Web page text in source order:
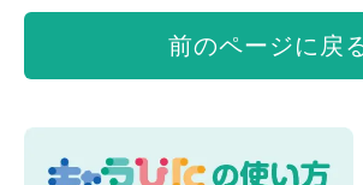
前のページに戻